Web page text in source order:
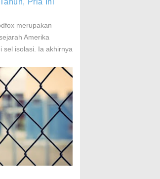
merupakan
Amerika
sel isolasi. Ia akhirnya